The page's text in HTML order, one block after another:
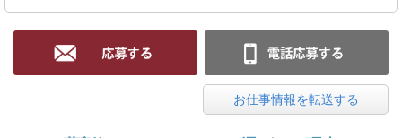
お仕事情報を転送する